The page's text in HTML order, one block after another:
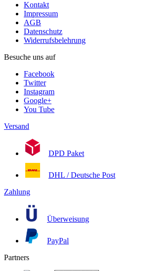
Kontakt
Impressum
AGB
Datenschutz
Widerrufsbelehrung
Besuche uns auf
Facebook
Twitter
Instagram
Google+
You Tube
Versand
DPD Paket
DHL / Deutsche Post
Zahlung
Überweisung
PayPal
Partners